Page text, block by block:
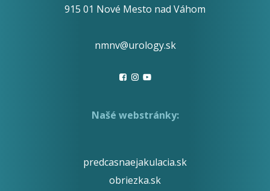
915 01 Nové Mesto nad Váhom
nmnv@urology.sk
Našé webstránky:
predcasnaejakulacia.sk
obriezka.sk